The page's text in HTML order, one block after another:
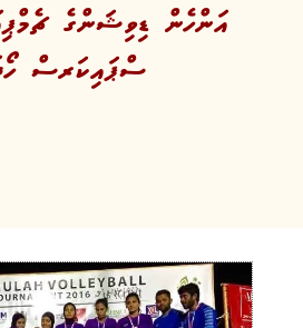
އަންހެން ޑިވިޝަންގެ
ސްޕައިކަރސް